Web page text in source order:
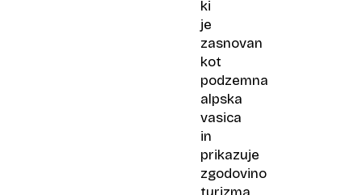
ki
je
zasnovan
kot
podzemna
alpska
vasica
in
prikazuje
zgodovino